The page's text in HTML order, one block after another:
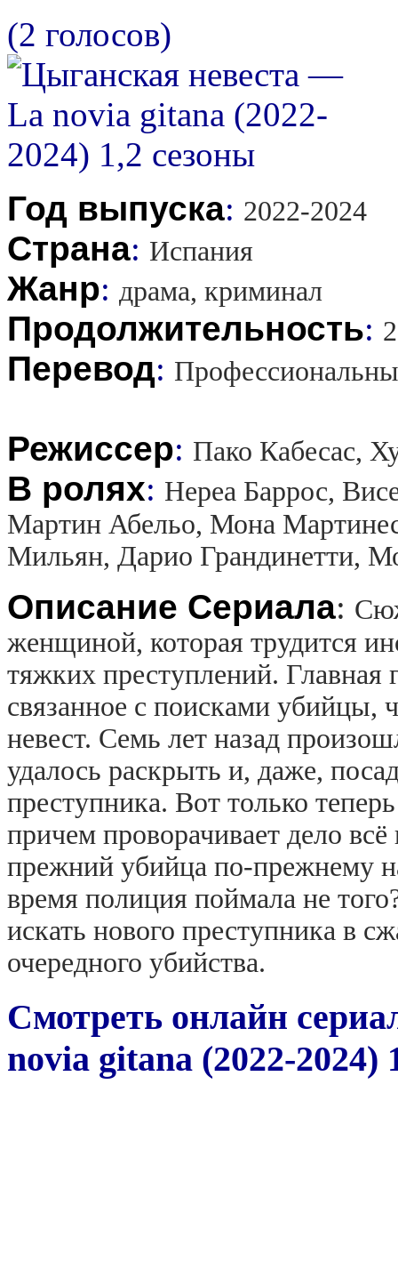
(2 голосов)
Год выпуска: 2022-2024
Страна: Испания
Жанр: драма, криминал
Продолжительность:
Перевод:
Режиссер: Пако Кабесас,
В ролях: Нереа Баррос,
Мартин Абельо, Мона
Мильян, Дарио Грандинетти,
Описание Сериала:
женщиной, которая трудится
тяжких преступлений. Главная
связанное с поисками убийцы,
невест. Семь лет назад
удалось раскрыть и, даже,
преступника. Вот только
причем проворачивает дело
прежний убийца по-прежнему
время полиция поймала не
искать нового преступника в
очередного убийства.
Смотреть онлайн
novia gitana (2022-2024)